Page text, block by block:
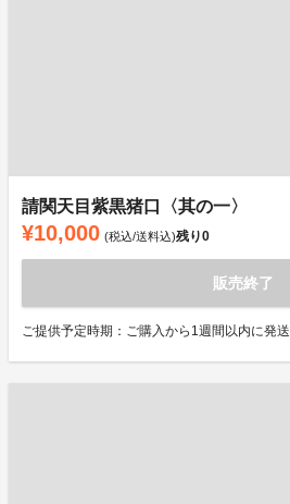
請関天目紫黒猪口〈其の一〉
¥10,000 (税込/送料込)残り0
販売終了
ご提供予定時期：ご購入から1週間以内に発送